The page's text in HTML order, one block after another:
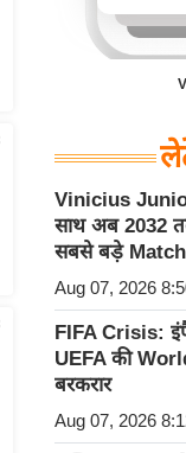
जिससे
सफदरजंग
स्थिति
Vinicius
साथ अब 2032
सबसे बड़े Match
Aug 07, 2026
FIFA Crisis:
UEFA की
बरकरार
Aug 07, 2026